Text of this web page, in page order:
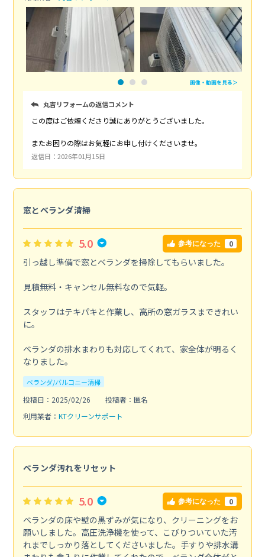
画像・動画を見る＞
丸吉リフォームの返信コメント
この度はご依頼くださり誠にありがとうございました。
またお困りの際はお気軽にお申し付けくださいませ。
返信日：2026年01月15日
窓とベランダ清掃
5.0 参考になった 0
引っ越し準備で窓とベランダを掃除してもらいました。
見積無料・キャンセル無料なので気軽。
スタッフはテキパキと作業し、高所の窓ガラスまできれい
に。
ベランダの排水まわりも対応してくれて、家全体が明るく
なりました。
ベランダ/バルコニー清掃
投稿日：2025/02/26
投稿者：匿名
利用業者： KTクリーンサポート
ベランダ汚れをリセット
5.0 参考になった 0
ベランダの床や壁の黒ずみが気になり、クリーニングをお
願いしました。高圧洗浄機を使って、こびりついていた汚
れまでしっかり落としてくださいました。手すりや排水溝